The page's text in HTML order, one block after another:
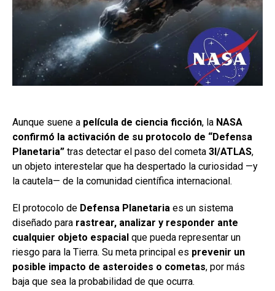
Aunque suene a película de ciencia ficción, la NASA
confirmó la activación de su protocolo de “Defensa
Planetaria” tras detectar el paso del cometa 3I/ATLAS,
un objeto interestelar que ha despertado la curiosidad —y
la cautela— de la comunidad científica internacional.
El protocolo de Defensa Planetaria es un sistema
diseñado para rastrear, analizar y responder ante
cualquier objeto espacial que pueda representar un
riesgo para la Tierra. Su meta principal es prevenir un
posible impacto de asteroides o cometas, por más
baja que sea la probabilidad de que ocurra.